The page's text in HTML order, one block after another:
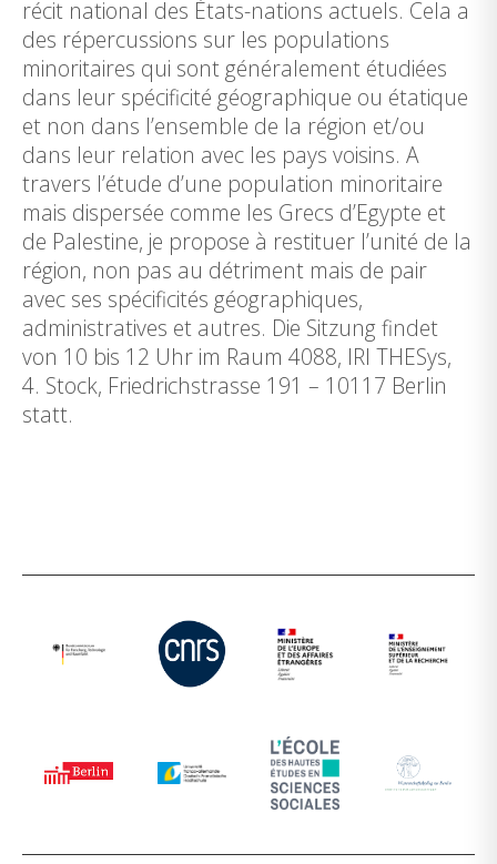
récit national des États-nations actuels. Cela a
des répercussions sur les populations
minoritaires qui sont généralement étudiées
dans leur spécificité géographique ou étatique
et non dans l’ensemble de la région et/ou
dans leur relation avec les pays voisins. A
travers l’étude d’une population minoritaire
mais dispersée comme les Grecs d’Egypte et
de Palestine, je propose à restituer l’unité de la
région, non pas au détriment mais de pair
avec ses spécificités géographiques,
administratives et autres. Die Sitzung findet
von 10 bis 12 Uhr im Raum 4088, IRI THESys,
4. Stock, Friedrichstrasse 191 – 10117 Berlin
statt.